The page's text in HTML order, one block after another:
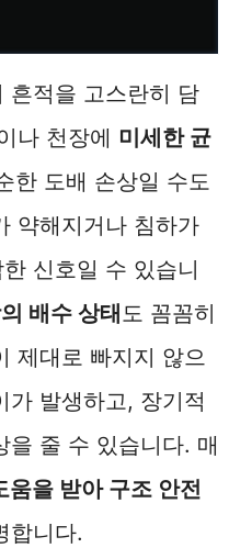
흔적을 고스란히 담
나 천장에 미세한 균
한 도배 손상일 수도
약해지거나 침하가
신호일 수 있습니
배수 상태도 꼼꼼히
제대로 빠지지 않으
가 발생하고, 장기적
을 줄 수 있습니다. 매
움을 받아 구조 안전
합니다.